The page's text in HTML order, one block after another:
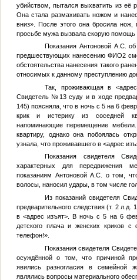
убийством, пытался выхватить из её
Она стала размахивать ножом и
вниз». После этого она бросила
просьбе мужа вызвала скорую помощь
Показания Антоновой А.С. об
предшествующих нанесениюФИО2
обстоятельства нанесения такого
относимых к данному преступлению
Так, проживающая в
Свидетель №13суду и в ходе
145) поясняла, что в ночь с 5 на 6
крик и истерику из соседней
напоминающие перемещение
квартиру, однако она побоялась
узнала, что проживавшего в <адрес
Показания свидетеля
характерных для передвижения
показаниям Антоновой А.С. о том,
волосы, наносил удары, в том числе
Из показаний свидетеля
предварительного следствия (т. 2 л.д.
в<адрес изъят> . В ночь с 5 на 6
детского плача и женских криков
телефон!».
Показания свидетеля
осуждённой о том, что причиной
явились разногласия в семейной
являлись вопросы материального